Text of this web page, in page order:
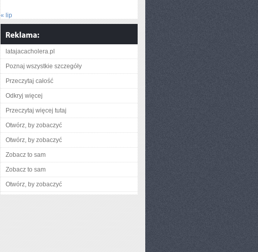
« lip
latajacacholera.pl
Poznaj wszystkie szczegóły
Przeczytaj całość
Odkryj więcej
Przeczytaj więcej tutaj
Otwórz, by zobaczyć
Otwórz, by zobaczyć
Zobacz to sam
Zobacz to sam
Otwórz, by zobaczyć